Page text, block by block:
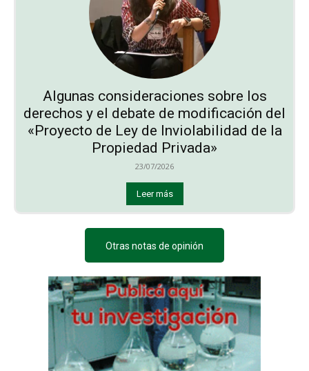
Algunas consideraciones sobre los
derechos y el debate de modificación del
«Proyecto de Ley de Inviolabilidad de la
Propiedad Privada»
23/07/2026
Leer más
Otras notas de opinión